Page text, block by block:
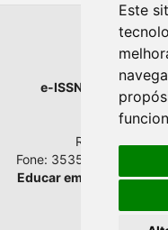
Este
e-ISSN : 1984-0411 |
Setor de
Rua
Fone: 3535-6207 |
Educar em Revistaesta